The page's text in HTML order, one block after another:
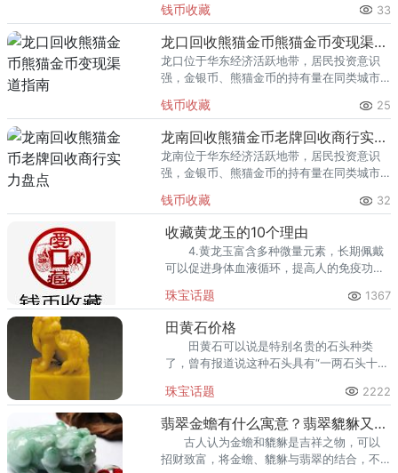
熊猫金币的需求就明显升温，但鱼龙混杂的
回收渠道里，能精准识别版别溢
钱币收藏 33
龙口回收熊猫金币熊猫金币变现渠道指南
龙口位于华东经济活跃地带，居民投资意识
强，金银币、熊猫金币的持有量在同类城市
熊猫金币的需求就明显升温，但鱼龙混杂的
回收渠道里，能精准识别版别溢
钱币收藏 25
龙南回收熊猫金币老牌回收商行实力盘点
龙南位于华东经济活跃地带，居民投资意识
强，金银币、熊猫金币的持有量在同类城市
熊猫金币的需求就明显升温，但鱼龙混杂的
回收渠道里，能精准识别版别溢
钱币收藏 32
收藏黄龙玉的10个理由
4.黄龙玉富含多种微量元素，长期佩戴
可以促进身体血液循环，提高人的免疫功
珠宝话题 1367
田黄石价格
田黄石可以说是特别名贵的石头种类
了，曾有报道说这种石头具有“一两石头十两
的开采量有着密不可分的关系。
珠宝话题 2222
翡翠金蟾有什么寓意？翡翠貔貅又有什么寓意？
古人认为金蟾和貔貅是吉祥之物，可以
招财致富，将金蟾、貔貅与翡翠的结合，不